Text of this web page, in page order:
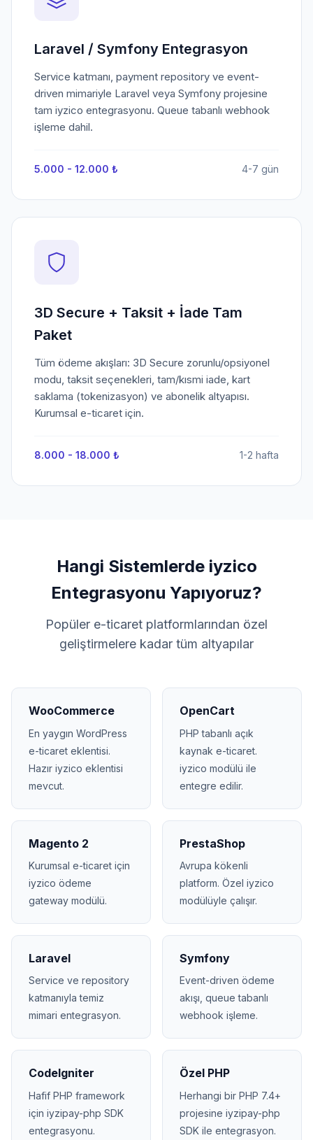
Laravel / Symfony Entegrasyon
Service katmanı, payment repository ve event-
driven mimariyle Laravel veya Symfony projesine
tam iyzico entegrasyonu. Queue tabanlı webhook
işleme dahil.
5.000 - 12.000 ₺ 4-7 gün
3D Secure + Taksit + İade Tam
Paket
Tüm ödeme akışları: 3D Secure zorunlu/opsiyonel
modu, taksit seçenekleri, tam/kısmi iade, kart
saklama (tokenizasyon) ve abonelik altyapısı.
Kurumsal e-ticaret için.
8.000 - 18.000 ₺ 1-2 hafta
Hangi Sistemlerde iyzico
Entegrasyonu Yapıyoruz?
Popüler e-ticaret platformlarından özel
geliştirmelere kadar tüm altyapılar
WooCommerce
En yaygın WordPress
e-ticaret eklentisi.
Hazır iyzico eklentisi
mevcut.
OpenCart
PHP tabanlı açık
kaynak e-ticaret.
iyzico modülü ile
entegre edilir.
Magento 2
Kurumsal e-ticaret için
iyzico ödeme
gateway modülü.
PrestaShop
Avrupa kökenli
platform. Özel iyzico
modülüyle çalışır.
Laravel
Service ve repository
katmanıyla temiz
mimari entegrasyon.
Symfony
Event-driven ödeme
akışı, queue tabanlı
webhook işleme.
CodeIgniter
Hafif PHP framework
için iyzipay-php SDK
entegrasyonu.
Özel PHP
Herhangi bir PHP 7.4+
projesine iyzipay-php
SDK ile entegrasyon.